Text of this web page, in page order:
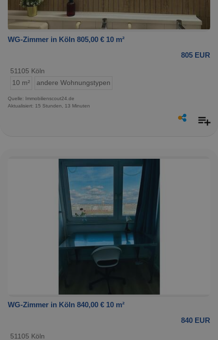
WG-Zimmer in Köln 805,00 € 10 m²
805 EUR
51105 Köln
10 m²
andere Wohnungstypen
Quelle: Immobilienscout24.de
Aktualisiert: 15 Stunden, 13 Minuten
WG-Zimmer in Köln 840,00 € 10 m²
840 EUR
51105 Köln